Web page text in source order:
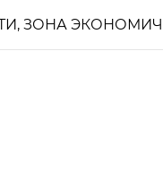
ЗОНА